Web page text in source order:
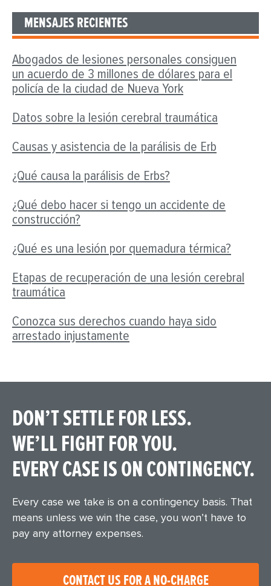
MENSAJES RECIENTES
Abogados de lesiones personales consiguen
un acuerdo de 3 millones de dólares para el
policía de la ciudad de Nueva York
Datos sobre la lesión cerebral traumática
Causas y asistencia de la parálisis de Erb
¿Qué causa la parálisis de Erbs?
¿Qué debo hacer si tengo un accidente de
construcción?
¿Qué es una lesión por quemadura térmica?
Etapas de recuperación de una lesión cerebral
traumática
Conozca sus derechos cuando haya sido
arrestado injustamente
DON’T SETTLE FOR LESS.
WE’LL FIGHT FOR YOU.
EVERY CASE IS ON CONTINGENCY.
Every case we take is on a contingency basis. That
means unless we win the case, you won’t have to
pay any attorney expenses.
CONTACT US FOR A NO-CHARGE